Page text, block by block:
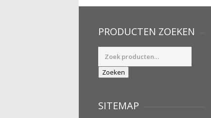
PRODUCTEN ZOEKEN
Zoeken
Zoeken
SITEMAP